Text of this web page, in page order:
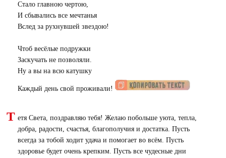
Стало главною чертою,
И сбывались все мечтанья
Вслед за рухнувшей звездою!
Чтоб весёлые подружки
Заскучать не позволяли.
Ну а вы на всю катушку
Каждый день свой проживали!
Т етя Света, поздравляю тебя! Желаю побольше уюта, тепла,
добра, радости, счастья, благополучия и достатка. Пусть
всегда за тобой ходит удача и помогает во всём. Пусть
здоровье будет очень крепким. Пусть все чудесные дни